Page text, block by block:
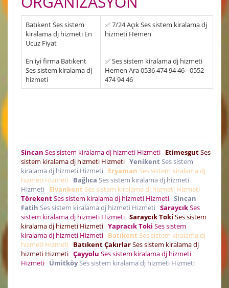
Batıkent Ses sistem
kiralama dj hizmeti En
Ucuz Fiyat
✅ 7/24 Açık Ses sistem kiralama dj
hizmeti Hemen
En iyi firma Batıkent
Ses sistem kiralama dj
hizmeti
✅ Ses sistem kiralama dj hizmeti
Hemen Ara 0536 474 94 46 - 0552
474 94 46
Sincan Ses sistem kiralama dj hizmeti Hizmeti EtimesgutSes
sistem kiralama dj hizmeti Hizmeti Yenikent Ses sistem
kiralama dj hizmeti Hizmeti
Eryaman Ses sistem kiralama dj
hizmeti Hizmeti
Bağlıca Ses sistem kiralama dj hizmeti
Hizmeti
Elvankent Ses sistem kiralama dj hizmeti Hizmeti
TörekentSes sistem kiralama dj hizmeti Hizmeti Sincan
Fatih Ses sistem kiralama dj hizmeti Hizmeti SaraycıkSes
sistem kiralama dj hizmeti Hizmeti Saraycık Toki Ses sistem
kiralama dj hizmeti Hizmeti Yapracık Toki Ses sistem
kiralama dj hizmeti Hizmeti Batıkent Ses sistem kiralama dj
hizmeti Hizmeti
Batıkent ÇakırlarSes sistem kiralama dj
hizmeti Hizmeti Çayyolu Ses sistem kiralama dj hizmeti
Hizmeti ÜmitköySes sistem kiralama dj hizmeti Hizmeti